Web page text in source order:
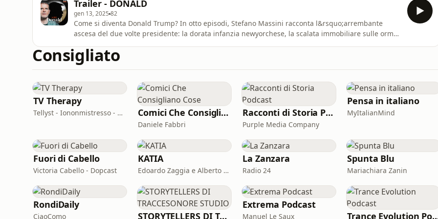
Trailer - DONALD
gen 13, 2025 82
Come si diventa Donald Trump? In otto episodi, Stefano Massini racconta l&rsquo;arrembante
ascesa del due volte presidente: la dorata infanzia newyorchese, la scalata immobiliare sulle orme
Roy Cohn, lo spettacolo, il wrestling, i reality, gli amori, le amanti. Fino al 16 giugno del 2015,
quando la ca
Consigliato
TV Therapy
Tellyst - Iononmistresso - Vois Comici Che Consigliano Cose
Daniele Fabbri
Racconti di Storia Podcast
Purple Media Company
Pensa in italiano
MyItalianMind
Fuori di Cabello
Victoria Cabello - Dopcast
KATIA
Edoardo Zaggia e Alberto Sacco
La Zanzara
Radio 24
Spunta Blu
Mariachiara Zanin
RondiDaily
CiaoComo STORYTELLERS DI TRACCESONORE STUDIO
Extrema Podcast
Manuel Le Saux Trance